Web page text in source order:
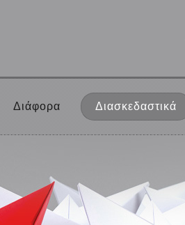
Διάφορα Διασκεδαστικά